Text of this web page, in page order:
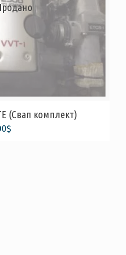
(Свап комплект)
$